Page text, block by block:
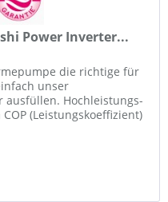
Power Inverter...
die richtige für
unser
Hochleistungs-
(Leistungskoeffizient)